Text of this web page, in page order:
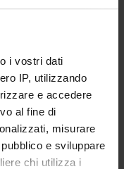
i vostri dati
IP, utilizzando
e accedere
al fine di
misurare
e sviluppare
chi utilizza i